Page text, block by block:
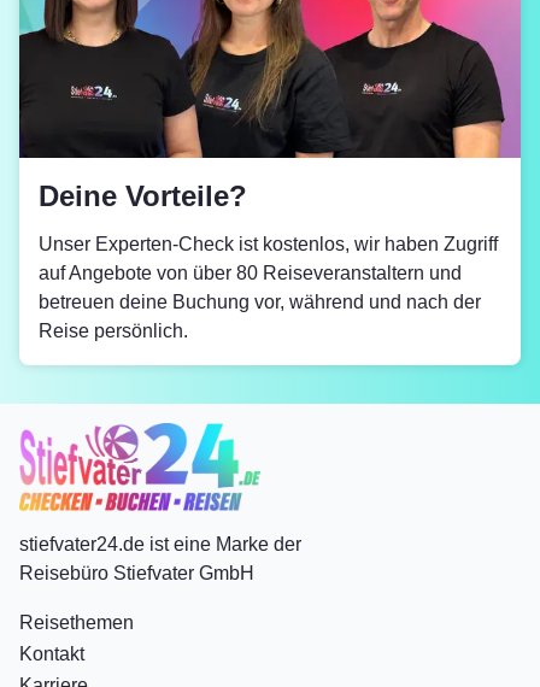
Deine Vorteile?
Unser Experten-Check ist kostenlos, wir haben Zugriff
auf Angebote von über 80 Reiseveranstaltern und
betreuen deine Buchung vor, während und nach der
Reise persönlich.
stiefvater24.de ist eine Marke der
Reisebüro Stiefvater GmbH
Reisethemen
Kontakt